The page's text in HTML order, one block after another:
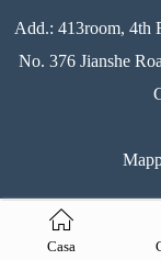
Add.: 413room, 4th
No. 376 Jianshe
Casa